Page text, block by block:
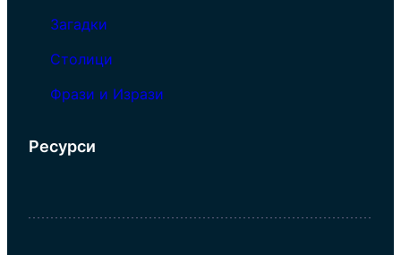
Загадки
Столици
Фрази и Изрази
Ресурси